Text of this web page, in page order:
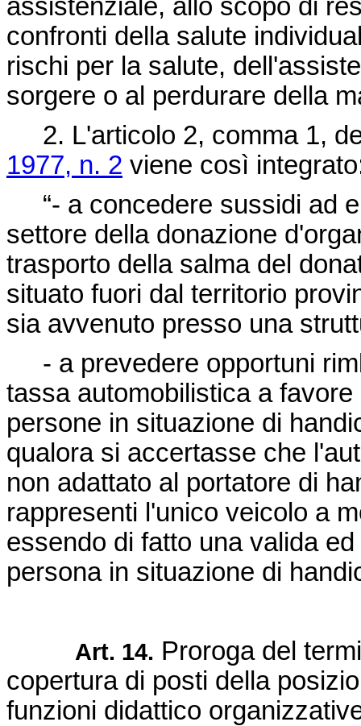
assistenziale, allo scopo di
confronti della salute
rischi per la salute,
sorgere o al perdurare della
2. L'articolo 2, comma 1,
1977, n. 2 viene così
“- a concedere sussidi ad
settore della donazione
trasporto della salma del
situato fuori dal territorio
sia avvenuto presso una
- a prevedere opportuni
tassa automobilistica a
persone in situazione di
qualora si accertasse che
non adattato al portatore di
rappresenti l'unico veicolo a
essendo di fatto una valida
persona in situazione di
Art. 14. Proroga del
copertura di posti della
funzioni didattico